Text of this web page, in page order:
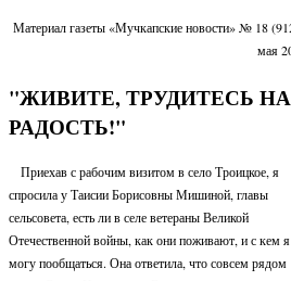
Материал газеты «Мучкапские новости» № 18
мая
"ЖИВИТЕ, ТРУДИТЕСЬ НА
РАДОСТЬ!"
Приехав с рабочим визитом в село Троицкое, я
спросила у Таисии Борисовны Мишиной, главы
сельсовета, есть ли в селе ветераны Великой
Отечественной войны, как они поживают, и с кем я
могу пообщаться. Она ответила, что совсем рядом